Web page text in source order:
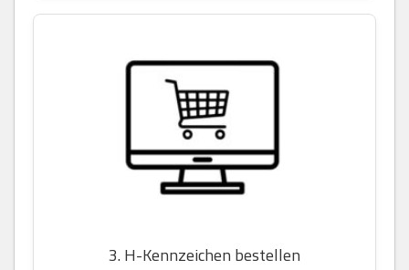
3. H-Kennzeichen bestellen